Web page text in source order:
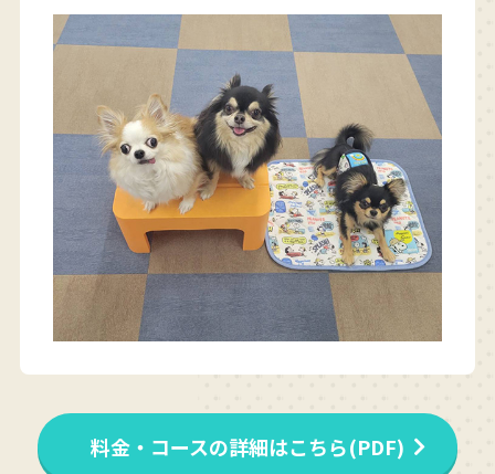
料金・コースの詳細はこちら(PDF)